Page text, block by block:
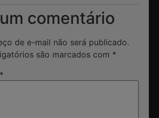
comentário
de e-mail não será publicado.
são marcados com *
*